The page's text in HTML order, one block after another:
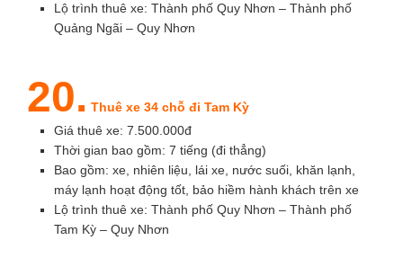
Lộ trình thuê xe: Thành phố Quy Nhơn – Thành phố
Quảng Ngãi – Quy Nhơn
20. Thuê xe 34 chỗ đi Tam Kỳ
Giá thuê xe: 7.500.000đ
Thời gian bao gồm: 7 tiếng (đi thẳng)
Bao gồm: xe, nhiên liệu, lái xe, nước suối, khăn lạnh,
máy lạnh hoạt động tốt, bảo hiềm hành khách trên xe
Lộ trình thuê xe: Thành phố Quy Nhơn – Thành phố
Tam Kỳ – Quy Nhơn